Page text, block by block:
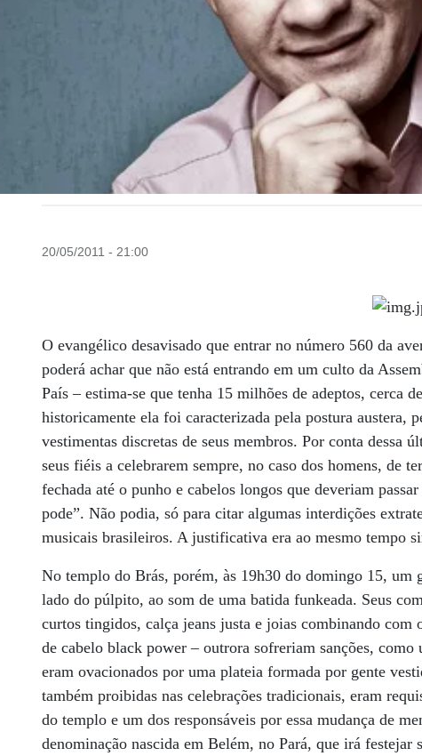
20/05/2011 - 21:00
O evangélico desavisado que entrar no número 560 da
poderá achar que não está entrando em um culto da
País – estima-se que tenha 15 milhões de adeptos, cerca
historicamente ela foi caracterizada pela postura austera,
vestimentas discretas de seus membros. Por conta
seus fiéis a celebrarem sempre, no caso dos homens, de
fechada até o punho e cabelos longos que deveriam
pode”. Não podia, só para citar algumas interdições
musicais brasileiros. A justificativa era ao mesmo tempo
No templo do Brás, porém, às 19h30 do domingo 15,
lado do púlpito, ao som de uma batida funkeada. Seus
curtos tingidos, calça jeans justa e joias combinando
de cabelo black power – outrora sofreriam sanções,
eram ovacionados por uma plateia formada por gente
também proibidas nas celebrações tradicionais, eram
do templo e um dos responsáveis por essa mudança de
denominação nascida em Belém, no Pará, que irá